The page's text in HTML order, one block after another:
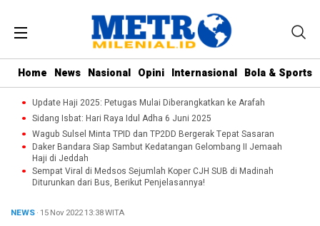
Home News Nasional Opini Internasional Bola & Sports
Update Haji 2025: Petugas Mulai Diberangkatkan ke Arafah
Sidang Isbat: Hari Raya Idul Adha 6 Juni 2025
Wagub Sulsel Minta TPID dan TP2DD Bergerak Tepat Sasaran
Daker Bandara Siap Sambut Kedatangan Gelombang II Jemaah
Haji di Jeddah
Sempat Viral di Medsos Sejumlah Koper CJH SUB di Madinah
Diturunkan dari Bus, Berikut Penjelasannya!
NEWS· 15 Nov 202213:38WITA